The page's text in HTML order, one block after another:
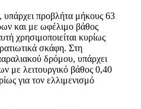
προβλήτα μήκους 63
και με ωφέλιμο βάθος
χρησιμοποιείται κυρίως
σκάφη. Στη
δρόμου, υπάρχει
με λειτουργικό βάθος 0,40
για τον ελλιμενισμό